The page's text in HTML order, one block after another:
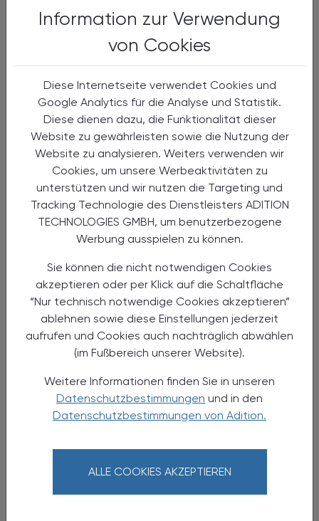
Information zur Verwendung
von Cookies
Diese Internetseite verwendet Cookies und
Google Analytics für die Analyse und Statistik.
Diese dienen dazu, die Funktionalität dieser
Website zu gewährleisten sowie die Nutzung der
Website zu analysieren. Weiters verwenden wir
Cookies, um unsere Werbeaktivitäten zu
unterstützen und wir nutzen die Targeting und
Tracking Technologie des Dienstleisters ADITION
TECHNOLOGIES GMBH, um benutzerbezogene
Werbung ausspielen zu können.
Sie können die nicht notwendigen Cookies
akzeptieren oder per Klick auf die Schaltfläche
“Nur technisch notwendige Cookies akzeptieren”
ablehnen sowie diese Einstellungen jederzeit
aufrufen und Cookies auch nachträglich abwählen
(im Fußbereich unserer Website).
Weitere Informationen finden Sie in unseren
Datenschutzbestimmungen und in den
Datenschutzbestimmungen von Adition.
ALLE COOKIES AKZEPTIEREN
, 19.30 Uhr
Natürliche Ansätze in der
Augenheilkunde: Trockene Augen &
Bindehautentzündungen
Effektive Kommunikation in der